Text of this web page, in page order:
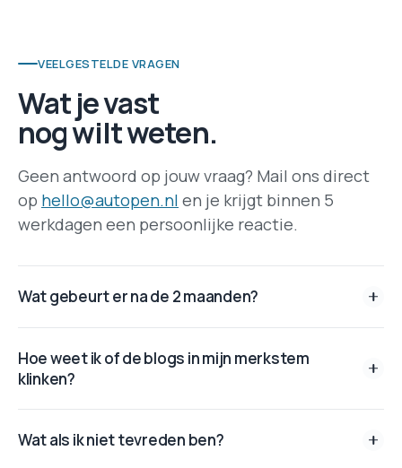
VEELGESTELDE VRAGEN
Wat je vast
nog wilt weten.
Geen antwoord op jouw vraag? Mail ons direct
op hello@autopen.nl en je krijgt binnen 5
werkdagen een persoonlijke reactie.
Wat gebeurt er na de 2 maanden?
daar stopt het, tenzij je verder wilt. Pilotdeelnemers
krijgen als eerste toegang tot de publieke launch. En
te richten (merkstem, richtlijnen, testen en bijsturen),
Hoe weet ik of de blogs in mijn merkstem
klinken?
bestaande content. Bij de eerste twee blogs zit een
Wat als ik niet tevreden ben?